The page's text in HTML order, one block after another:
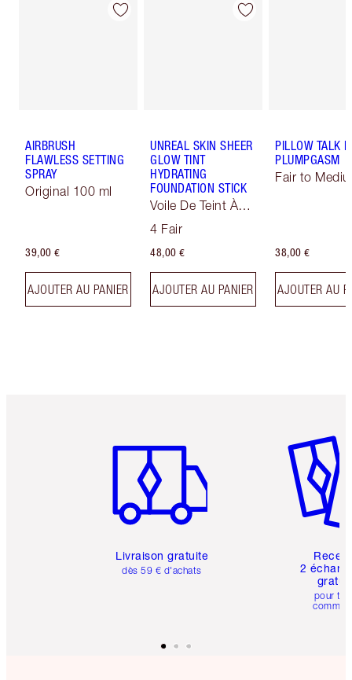
AIRBRUSH
FLAWLESS SETTING
SPRAY
Original 100 ml
39,00 €
AJOUTER AU PANIER
UNREAL SKIN SHEER
GLOW TINT
HYDRATING
FOUNDATION STICK
Voile De Teint À
4 Fair
48,00 €
AJOUTER AU PANIER
PILLOW TALK
PLUMPGASM
Fair to
38,00 €
AJOUTER AU
Livraison gratuite
dès 59 € d'achats
2
pour